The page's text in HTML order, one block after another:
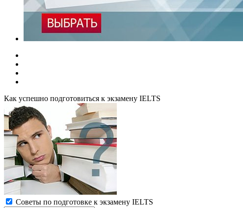
Как успешно подготовиться к экзамену IELTS
Советы по подготовке к экзамену IELTS